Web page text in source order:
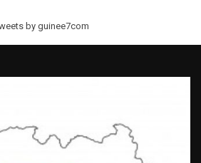
by guinee7com